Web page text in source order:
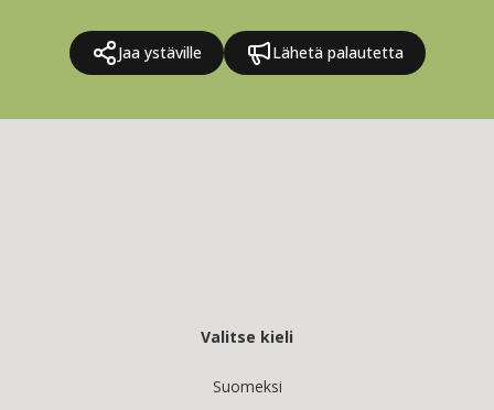
Jaa ystäville Lähetä palautetta
Valitse kieli
Suomeksi